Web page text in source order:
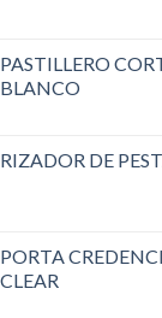
PASTILLERO
BLANCO
RIZADOR DE
PORTA
CLEAR